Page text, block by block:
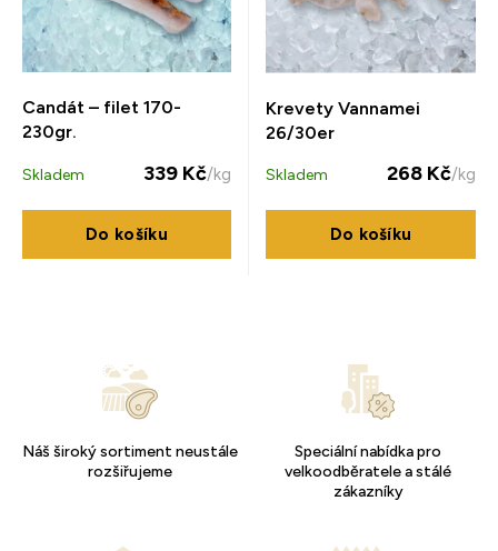
Candát – filet 170-
230gr.
Skladem 339 Kč/kg
Do košíku
Krevety Vannamei
26/30er
Skladem 268 Kč/kg
Do košíku
Náš široký sortiment neustále
rozšiřujeme
Speciální nabídka pro
velkoodběratele a stálé
zákazníky